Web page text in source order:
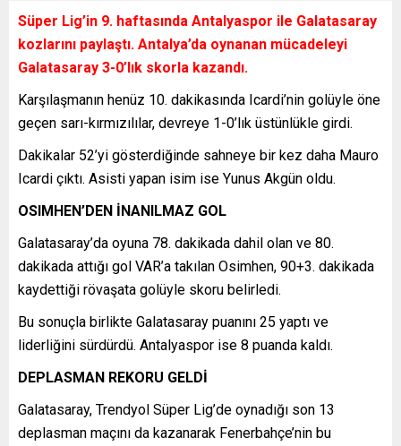
Süper Lig’in 9. haftasında Antalyaspor ile Galatasaray
kozlarını paylaştı. Antalya’da oynanan mücadeleyi
Galatasaray 3-0’lık skorla kazandı.
Karşılaşmanın henüz 10. dakikasında Icardi’nin golüyle öne
geçen sarı-kırmızılılar, devreye 1-0’lık üstünlükle girdi.
Dakikalar 52’yi gösterdiğinde sahneye bir kez daha Mauro
Icardi çıktı. Asisti yapan isim ise Yunus Akgün oldu.
OSIMHEN’DEN İNANILMAZ GOL
Galatasaray’da oyuna 78. dakikada dahil olan ve 80.
dakikada attığı gol VAR’a takılan Osimhen, 90+3. dakikada
kaydettiği rövaşata golüyle skoru belirledi.
Bu sonuçla birlikte Galatasaray puanını 25 yaptı ve
liderliğini sürdürdü. Antalyaspor ise 8 puanda kaldı.
DEPLASMAN REKORU GELDİ
Galatasaray, Trendyol Süper Lig’de oynadığı son 13
deplasman maçını da kazanarak Fenerbahçe’nin bu